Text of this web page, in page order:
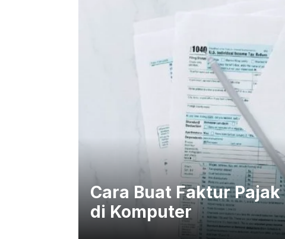
Cara Buat Faktur
di Komputer